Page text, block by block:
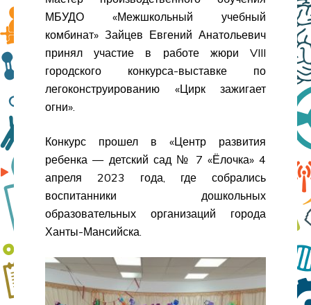
МБУДО «Межшкольный учебный
комбинат» Зайцев Евгений Анатольевич
принял участие в работе жюри VIII
городского конкурса-выставке по
легоконструированию «Цирк зажигает
огни».
Конкурс прошел в «Центр развития
ребенка — детский сад № 7 «Ёлочка» 4
апреля 2023 года, где собрались
воспитанники дошкольных
образовательных организаций города
Ханты-Мансийска.